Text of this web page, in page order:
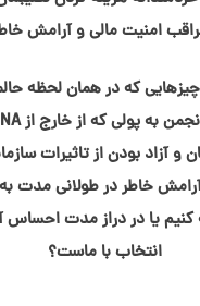
امنیت مالی و آرامش
که در همان لحظه
بودن از تاثیرات
خاطر در طولانی مدت
یا در دراز مدت
انتخاب با ماست؟